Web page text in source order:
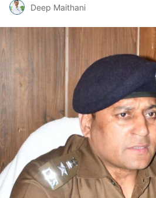
Deep Maithani